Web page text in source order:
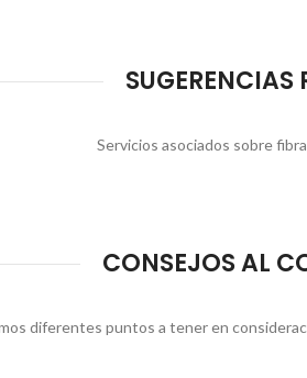
Servicios asociados sobre
CONSEJOS AL
diferentes puntos a tener en